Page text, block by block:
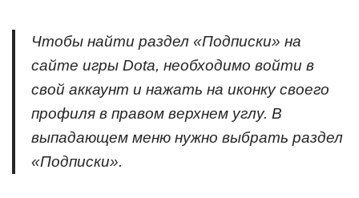
Чтобы найти раздел «Подписки» на
сайте игры Dota, необходимо войти в
свой аккаунт и нажать на иконку своего
профиля в правом верхнем углу. В
выпадающем меню нужно выбрать раздел
«Подписки».